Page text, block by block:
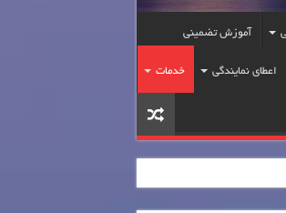
آموزش تضمینی
اعطای نمایندگی خدمات